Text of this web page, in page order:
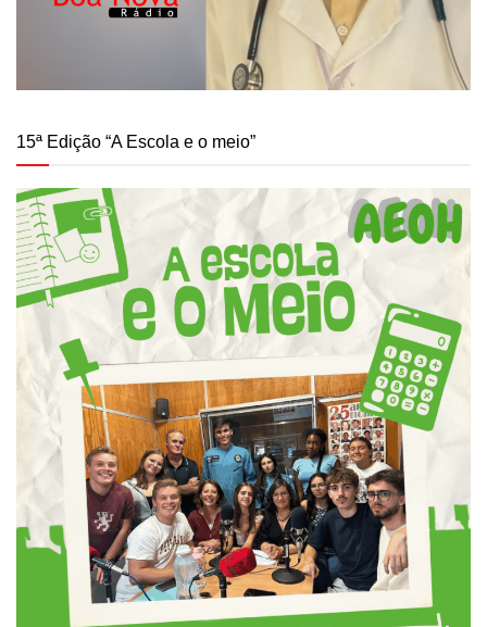
15ª Edição “A Escola e o meio”